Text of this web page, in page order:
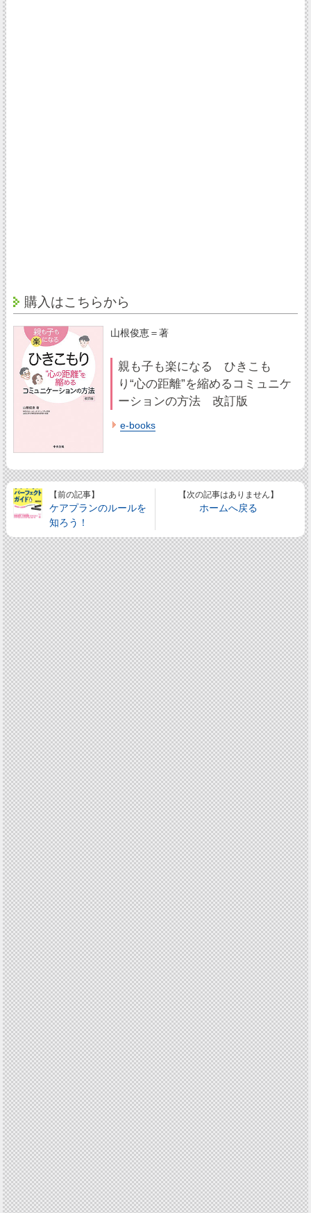
購入はこちらから
山根俊恵＝著
親も子も楽になる ひきこも
り“心の距離”を縮めるコミュニケ
ーションの方法 改訂版
e-books
【前の記事】
ケアプランのルールを
知ろう！
【次の記事はありません】
ホームへ戻る